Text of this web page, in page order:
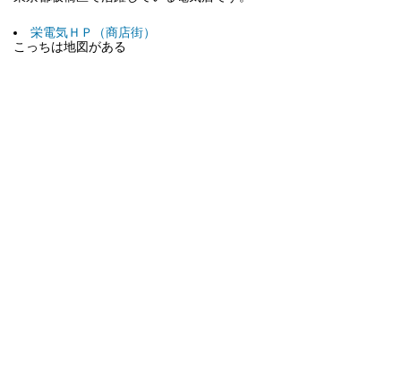
栄電気ＨＰ（商店街）
こっちは地図がある